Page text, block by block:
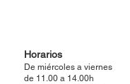
Horarios
De miércoles a viernes
de 11.00 a 14.00h